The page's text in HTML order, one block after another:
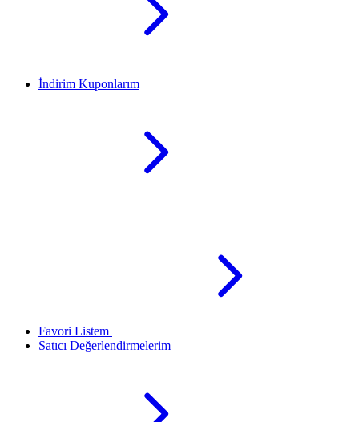
İndirim Kuponlarım
Favori Listem
Satıcı Değerlendirmelerim